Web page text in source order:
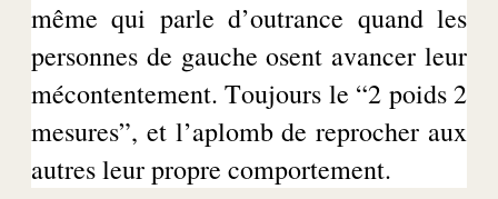
même qui parle d’outrance quand les
personnes de gauche osent avancer leur
mécontentement. Toujours le “2 poids 2
mesures”, et l’aplomb de reprocher aux
autres leur propre comportement.